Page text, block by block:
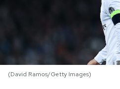
NEWSLETTER
(David Ramos/Getty Images)